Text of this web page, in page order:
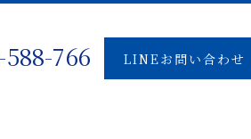
588-766 LINEお問い合わせ